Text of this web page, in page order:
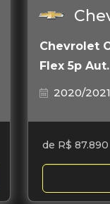
Chevrolet
Flex 5p
2020/2021
de R$ 87.890